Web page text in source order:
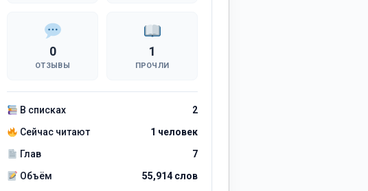
0
ОТЗЫВЫ
1
ПРОЧЛИ
В списках
2
Сейчас читают
1 человек
Глав
7
Объём
55,914 слов